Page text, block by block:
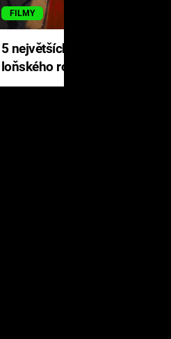
FILMY
5 největších propadáků
loňského roku: Disney na
jediné katastrofě prodělal 200